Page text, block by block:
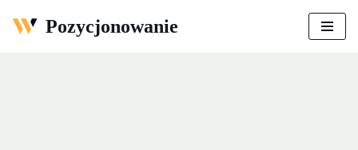
Pozycjonowanie